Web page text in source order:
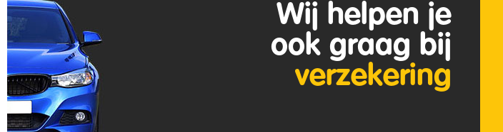
Wij helpen je
ook graag bij
verzekering